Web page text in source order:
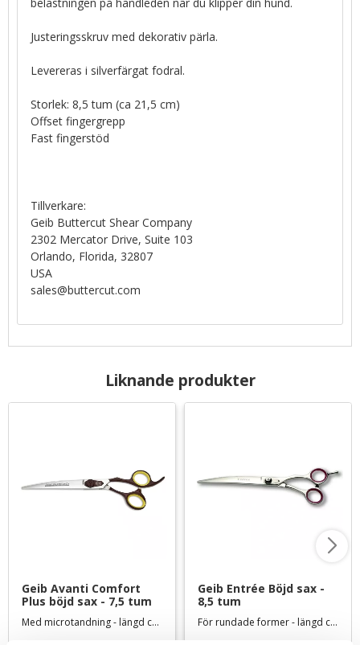
Justeringsskruv med dekorativ pärla.
Levereras i silverfärgat fodral.
Storlek: 8,5 tum (ca 21,5 cm)
Offset fingergrepp
Fast fingerstöd
Tillverkare:
Geib Buttercut Shear Company
2302 Mercator Drive, Suite 103
Orlando, Florida, 32807
USA
sales@buttercut.com
Liknande produkter
Geib Avanti Comfort
Plus böjd sax - 7,5 tum
Med microtandning - längd ca 19 cm
Geib Entrée Böjd sax -
8,5 tum
För rundade former - längd ca 21 cm